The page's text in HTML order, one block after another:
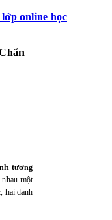
online học
tương
một
hai danh